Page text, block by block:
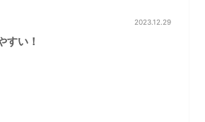
2023.12.29
すい！